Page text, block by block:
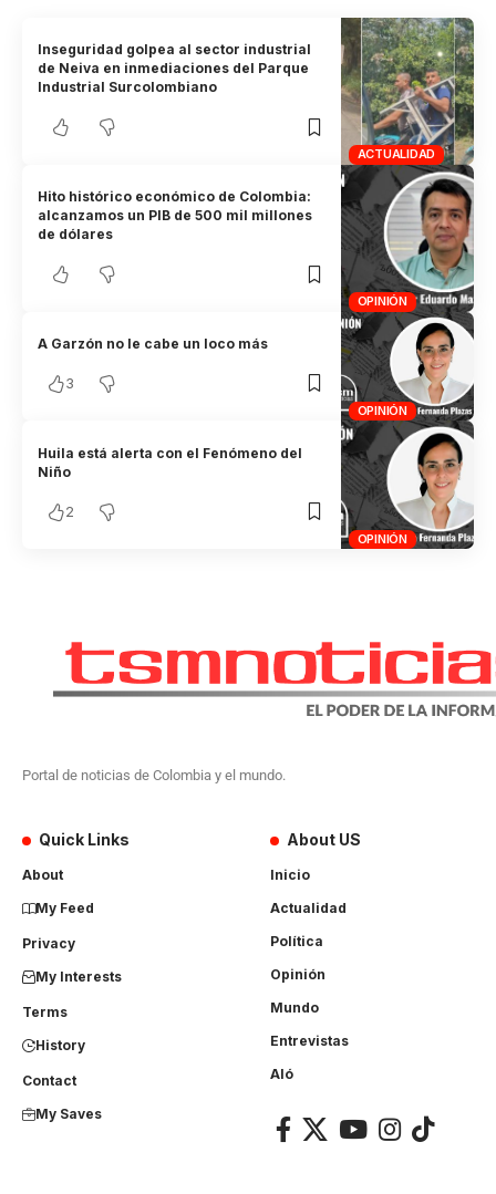
ACTUALIDAD
Inseguridad golpea al sector industrial
de Neiva en inmediaciones del Parque
Industrial Surcolombiano
OPINIÓN
Hito histórico económico de Colombia:
alcanzamos un PIB de 500 mil millones
de dólares
OPINIÓN
A Garzón no le cabe un loco más
3
OPINIÓN
Huila está alerta con el Fenómeno del
Niño
2
Portal de noticias de Colombia y el mundo.
Quick Links
About
My Feed
Privacy
My Interests
Terms
History
Contact
My Saves
About US
Inicio
Actualidad
Política
Opinión
Mundo
Entrevistas
Aló